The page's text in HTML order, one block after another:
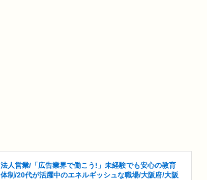
法人営業/「広告業界で働こう!」未経験でも安心の教育
体制/20代が活躍中のエネルギッシュな職場/大阪府/大阪